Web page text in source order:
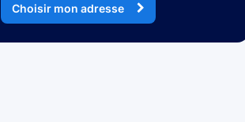
Choisir mon adresse